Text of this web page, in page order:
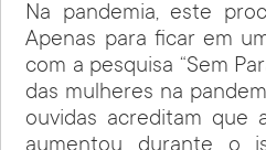
Na pandemia, este
Apenas para ficar em
com a pesquisa “Sem
das mulheres na
ouvidas acreditam que